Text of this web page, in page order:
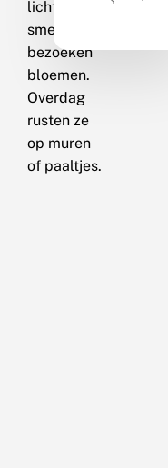
licht als op
smeer en
bezoeken
bloemen.
Overdag
rusten ze
op muren
of paaltjes.